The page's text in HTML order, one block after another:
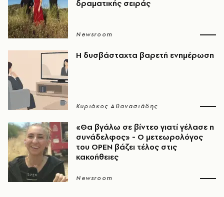
δραματικής σειράς
Newsroom
Η δυσβάσταχτα βαρετή ενημέρωση
Κυριάκος Αθανασιάδης
«Θα βγάλω σε βίντεο γιατί γέλασε η
συνάδελφος» - Ο μετεωρολόγος
του OPEN βάζει τέλος στις
κακοήθειες
Newsroom